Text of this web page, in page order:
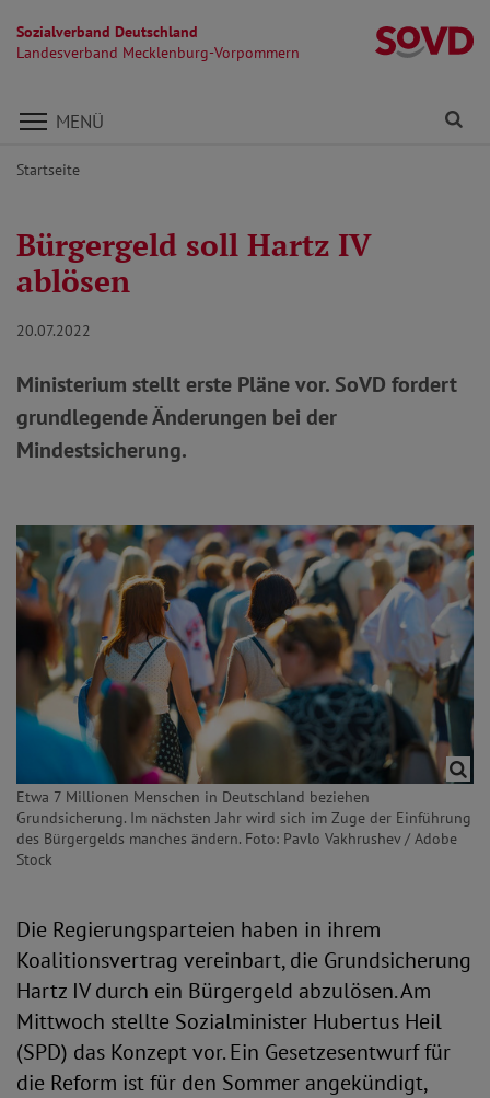
Sozialverband Deutschland
Landesverband Mecklenburg-Vorpommern
Direkt zu den Inhalten springen
MENÜ
Startseite
Bürgergeld soll Hartz IV
ablösen
20.07.2022
Ministerium stellt erste Pläne vor. SoVD fordert
grundlegende Änderungen bei der
Mindestsicherung.
Etwa 7 Millionen Menschen in Deutschland beziehen
Grundsicherung. Im nächsten Jahr wird sich im Zuge der Einführung
des Bürgergelds manches ändern. Foto: Pavlo Vakhrushev / Adobe
Stock
Die Regierungsparteien haben in ihrem
Koalitionsvertrag vereinbart, die Grundsicherung
Hartz IV durch ein Bürgergeld abzulösen. Am
Mittwoch stellte Sozialminister Hubertus Heil
(SPD) das Konzept vor. Ein Gesetzesentwurf für
die Reform ist für den Sommer angekündigt,